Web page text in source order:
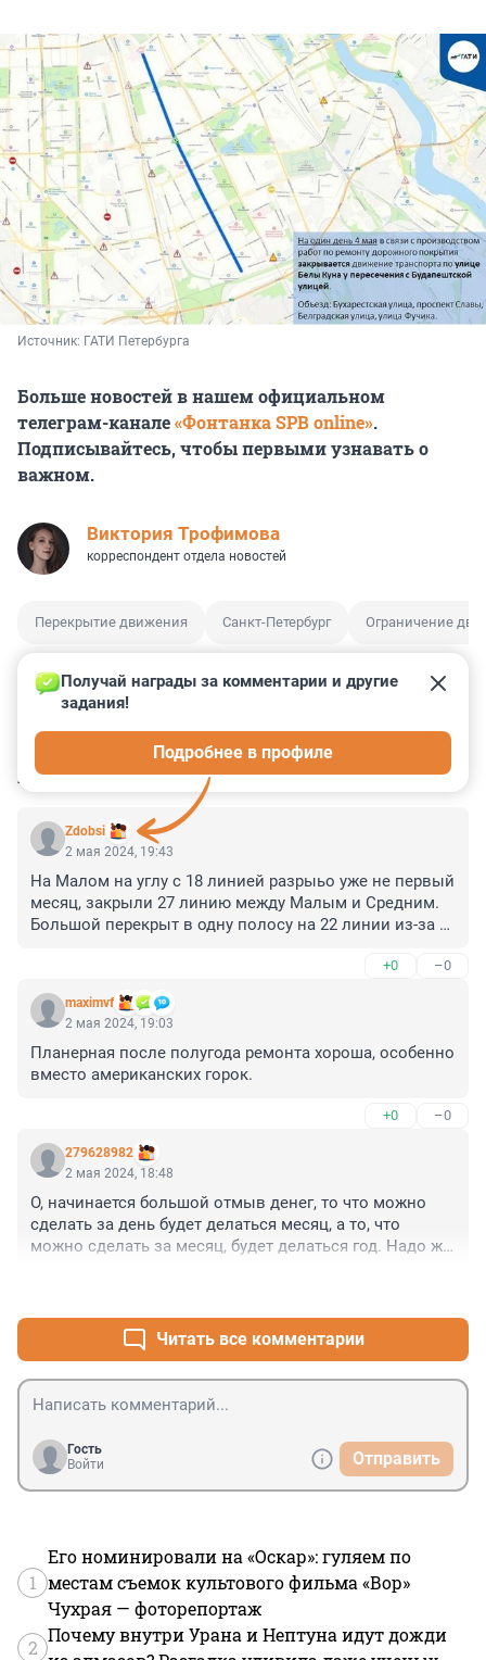
Источник: ГАТИ Петербурга
Больше новостей в нашем официальном
телеграм-канале«Фонтанка SPB online».
Подписывайтесь, чтобы первыми узнавать о
важном.
Виктория Трофимова
корреспондент отдела новостей
Перекрытие движения Санкт-Петербург Ограничение
КОММЕНТАРИИ 4
Zdobsi
Получай награды за комментарии и другие
задания!
Подробнее в профиле
2 мая 2024, 19:43
На Малом на углу с 18 линией разрыьо уже не первый
месяц, закрыли 27 линию между Малым и Средним.
Большой перекрыт в одну полосу на 22 линии из-за
так и брошены. Очень "талантливое" мягко говоря
планирование ГАТИ. Добро бы транспорта
транзитного не было. Если б его не было-и проблем
бы никаких не было. И так каждый год происходит.
Надо видимо губернатора нового? А то разруха то
известно откуда начинается.
+0 –0
maximvf
2 мая 2024, 19:03
Планерная после полугода ремонта хороша, особенно
вместо американских горок.
+0 –0
279628982
2 мая 2024, 18:48
О, начинается большой отмыв денег, то что можно
сделать за день будет делаться месяц, а то, что
можно сделать за месяц, будет делаться год. Надо же
Читать все комментарии
Гость
Войти
Отправить
1
Его номинировали на «Оскар»: гуляем по
местам съемок культового фильма «Вор»
Чухрая — фоторепортаж
2
Почему внутри Урана и Нептуна идут дожди